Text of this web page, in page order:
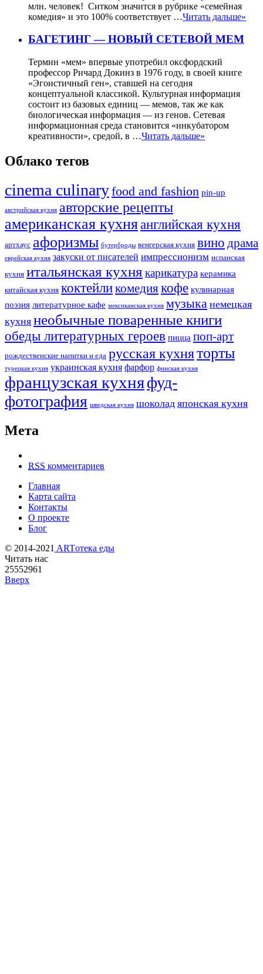
млн. человек! Ситком значится в рубрике «семейная
комедия» и это 100% соответствует …Читать дальше»
БАГЕТИНГ — НОВЫЙ СЕТЕВОЙ МЕМ
Термин «мем» впервые употребил оксфордский
профессор Ричард Докинз в 1976 году, в своей книге
«Эгоистичный ген», ставшей на сегодня
концептуальной классикой. Культурная информация
состоит из базовых единиц — мемов, так же как
биологическая информация — из генов. Сетевая
информационная среда становится «инкубатором
креативности», средой, в …Читать дальше»
Облако тегов
cinema culinaryfood аnd fashion pin-up
австрийская кухня авторские рецепты
американская кухняанглийская кухня
артхаус афоризмы бутерброды венгерская кухня вино драма
еврейская кухня закуски от писателей импрессионизм испанская
кухня итальянская кухня карикатура керамика
китайская кухня коктейликомедиякофе кулинарная
поэзия литературное кафе мексиканская кухня музыка немецкая
кухня необычные поваренные книги
обеды литературных героев пицца поп-арт
рождественские напитки и еда русская кухняторты
турецкая кухня украинская кухня фарфор финская кухня
французская кухняфуд-
фотография шведская кухня шоколад японская кухня
Мета
RSS комментариев
Главная
Карта сайта
Контакты
О проекте
Блог
© 2014-2021 ARTотека еды
Читать нас
25552961
Вверх